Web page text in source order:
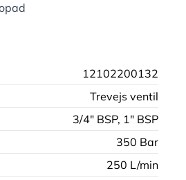
12102200132
Trevejs ventil
3/4" BSP, 1" BSP
350 Bar
250 L/min